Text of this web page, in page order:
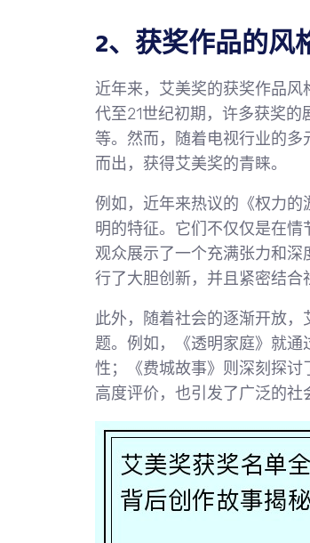
2、获奖作品的风
近年来，艾美奖的获奖作品
代至21世纪初期，许多获奖
等。然而，随着电视行业的
而出，获得艾美奖的青睐。
例如，近年来热议的《权力
明的特征。它们不仅仅是在
观众展示了一个充满张力和
行了大胆创新，并且紧密结合
此外，随着社会的逐渐开放
题。例如，《透明家庭》就通
性；《费城故事》则深刻探
高度评价，也引发了广泛的社